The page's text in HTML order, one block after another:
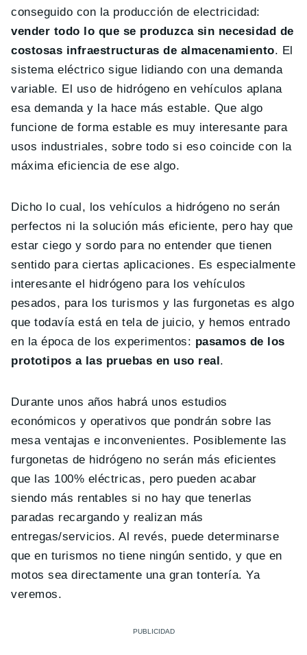
conseguido con la producción de electricidad:
vender todo lo que se produzca sin necesidad de
costosas infraestructuras de almacenamiento. El
sistema eléctrico sigue lidiando con una demanda
variable. El uso de hidrógeno en vehículos aplana
esa demanda y la hace más estable. Que algo
funcione de forma estable es muy interesante para
usos industriales, sobre todo si eso coincide con la
máxima eficiencia de ese algo.
Dicho lo cual, los vehículos a hidrógeno no serán
perfectos ni la solución más eficiente, pero hay que
estar ciego y sordo para no entender que tienen
sentido para ciertas aplicaciones. Es especialmente
interesante el hidrógeno para los vehículos
pesados, para los turismos y las furgonetas es algo
que todavía está en tela de juicio, y hemos entrado
en la época de los experimentos: pasamos de los
prototipos a las pruebas en uso real.
Durante unos años habrá unos estudios
económicos y operativos que pondrán sobre las
mesa ventajas e inconvenientes. Posiblemente las
furgonetas de hidrógeno no serán más eficientes
que las 100% eléctricas, pero pueden acabar
siendo más rentables si no hay que tenerlas
paradas recargando y realizan más
entregas/servicios. Al revés, puede determinarse
que en turismos no tiene ningún sentido, y que en
motos sea directamente una gran tontería. Ya
veremos.